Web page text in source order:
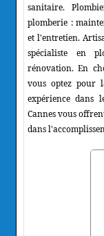
sanitaire.
plomberie :
et l'entretien.
spécialiste en
rénovation. En
vous optez pour
expérience dans
Cannes vous
dans